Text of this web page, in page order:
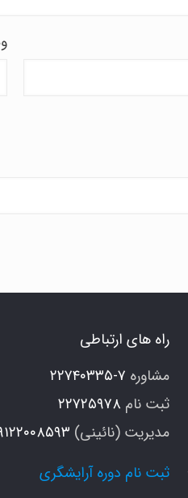
راه های ارتباطی
مشاوره ۷-۲۲۷۴۰۳۳۵
ثبت نام ۲۲۷۲۵۹۷۸
مدیریت (نائینی)
ثبت نام دوره آرایشگری